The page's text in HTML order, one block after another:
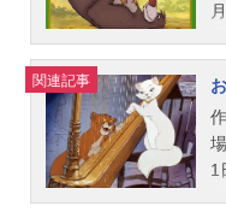
(
関連記事
1